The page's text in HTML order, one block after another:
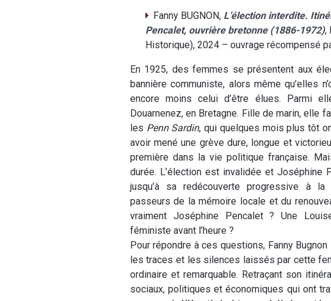
Fanny BUGNON, L’élection interdite.
Pencalet, ouvrière bretonne (1886-1972),
Historique), 2024 – ouvrage récompensé
En 1925, des femmes se présentent aux
bannière communiste, alors même qu’elles
encore moins celui d’être élues. Parmi
Douarnenez, en Bretagne. Fille de marin, elle
les Penn Sardin, qui quelques mois plus tôt
avoir mené une grève dure, longue et
première dans la vie politique française.
durée. L’élection est invalidée et Joséphine
jusqu’à sa redécouverte progressive à
passeurs de la mémoire locale et du
vraiment Joséphine Pencalet ? Une
féministe avant l’heure ?
Pour répondre à ces questions, Fanny
les traces et les silences laissés par cette
ordinaire et remarquable. Retraçant son
sociaux, politiques et économiques qui ont